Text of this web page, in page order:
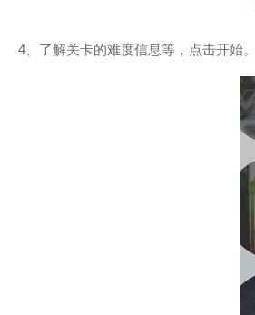
4、了解关卡的难度信息等，点击开始。